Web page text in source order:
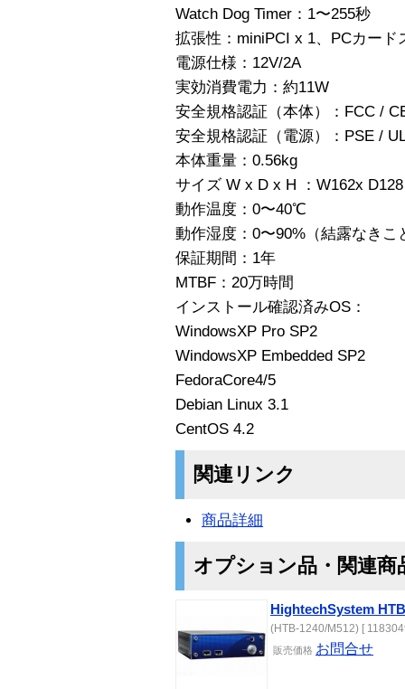
Watch Dog Timer：1〜255秒
拡張性：miniPCI x 1、PCカード
電源仕様：12V/2A
実効消費電力：約11W
安全規格認証（本体）：FCC /
安全規格認証（電源）：PSE /
本体重量：0.56kg
サイズ W x D x H ：W162x
動作温度：0〜40℃
動作湿度：0〜90%（結露なきこ
保証期間：1年
MTBF：20万時間
インストール確認済みOS：
WindowsXP Pro SP2
WindowsXP Embedded SP2
FedoraCore4/5
Debian Linux 3.1
CentOS 4.2
関連リンク
商品詳細
オプション品・関連商
HightechSystem
(HTB-1240/M512) [
販売価格 お問合せ